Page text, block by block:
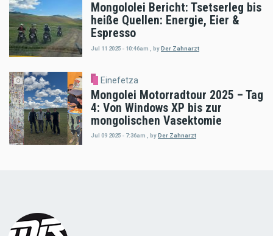
Mongololei Bericht: Tsetserleg bis
heiße Quellen: Energie, Eier &
Espresso
Jul 11 2025 - 10:46am byDer Zahnarzt
Einefetza
Mongolei Motorradtour 2025 – Tag
4: Von Windows XP bis zur
mongolischen Vasektomie
Jul 09 2025 - 7:36am , by Der Zahnarzt